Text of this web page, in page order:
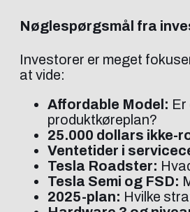
Nøglespørgsmål fra
Investorer er meget
at vide:
Affordable Model: Er
produktkøreplan?
25.000 dollars ikke-
Ventetider i
Tesla Roadster:
Tesla Semi og FSD:
2025-plan: Hvilke